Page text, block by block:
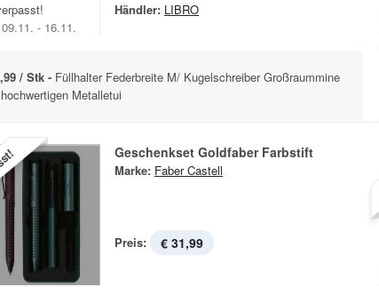
09.11. - 16.11.
Händler: LIBRO
/ Stk - Füllhalter Federbreite M/ Kugelschreiber Großraummine
Metalletui
Geschenkset Goldfaber Farbstift
Marke: Faber Castell
Preis: € 31,99